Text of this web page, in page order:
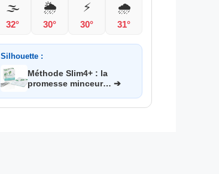
🌫️
32°
🌦️
30°
⚡
30°
🌧️
31°
Silhouette :
Méthode Slim4+ : la
promesse minceur… ➔